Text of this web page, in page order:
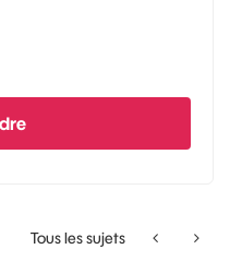
Tous les sujets